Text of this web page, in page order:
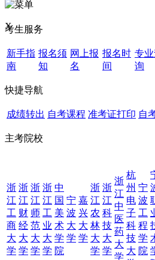
X
考生服务
新手指
南
报名须
知
网上报
名
报名时
间
专
询
快捷导航
成绩转出 自考课程 准考证打印 自
主考院校
浙
江
工
商
大
学
浙
江
财
经
大
学
浙
江
师
范
大
学
浙
江
工
业
大
学
中
国
美
术
学
院
宁
波
大
学
嘉
兴
大
学
浙
江
农
林
大
学
浙
江
科
技
大
学
浙
江
中
医
药
大
学
杭
州
电
子
科
技
大
宁
波
工
程
学
院